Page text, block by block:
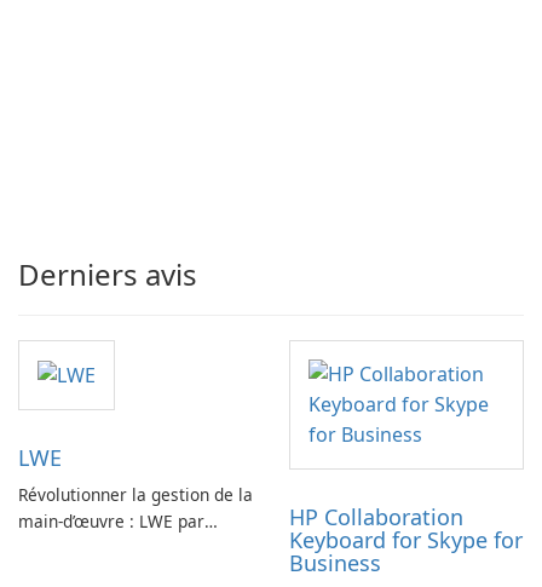
Derniers avis
LWE
Révolutionner la gestion de la
main-d’œuvre : LWE par
HP Collaboration
Keyboard for Skype for
Business